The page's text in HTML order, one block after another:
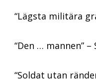
“Lägsta militära
“Den … mannen” –
“Soldat utan